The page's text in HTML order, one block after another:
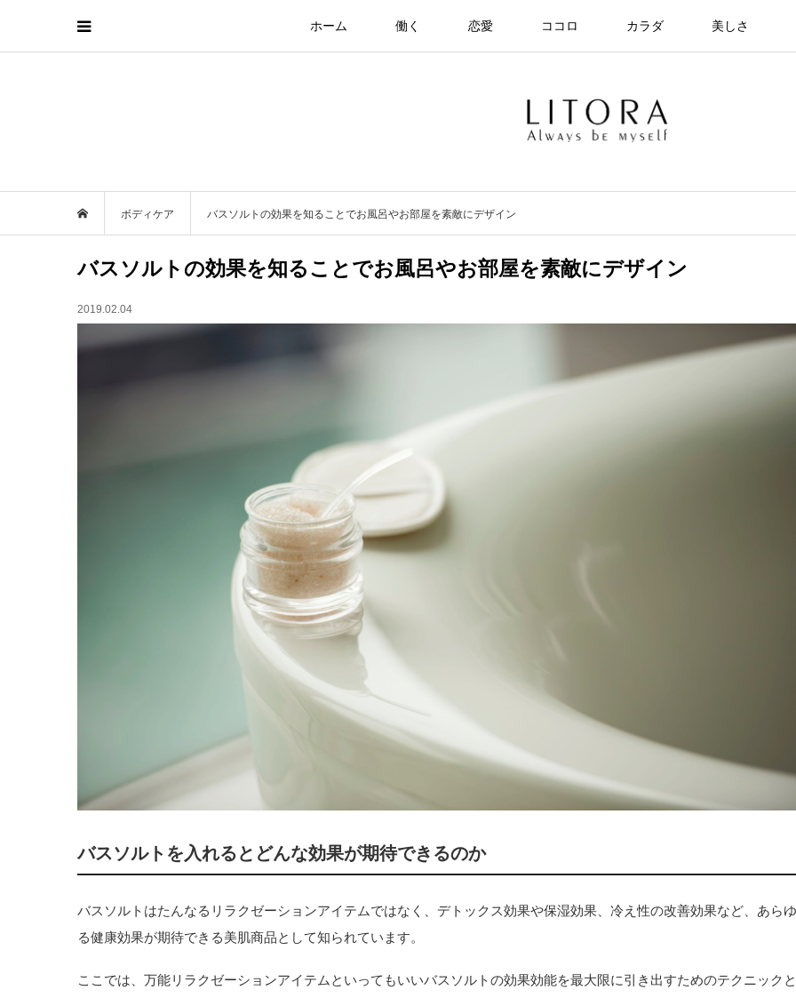
ホーム 働く 恋愛 ココロ カラダ 美しさ
ボディケア バスソルトの効果を知ることでお風呂やお部屋を素敵にデザイン
バスソルトの効果を知ることでお風呂やお部屋を素敵にデザイン
2019.02.04
バスソルトを入れるとどんな効果が期待できるのか
バスソルトはたんなるリラクゼーションアイテムではなく、デトックス効果や保湿効果、冷え性の改善効果など、あらゆ
る健康効果が期待できる美肌商品として知られています。
ここでは、万能リラクゼーションアイテムといってもいいバスソルトの効果効能を最大限に引き出すためのテクニックと